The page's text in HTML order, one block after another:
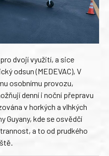
dvojí využití, a sice
odsun (MEDEVAC), V
osobnímu provozu,
denní i noční přepravu
v horkých a vlhkých
Guyany, kde se osvědčí
a to od prudkého